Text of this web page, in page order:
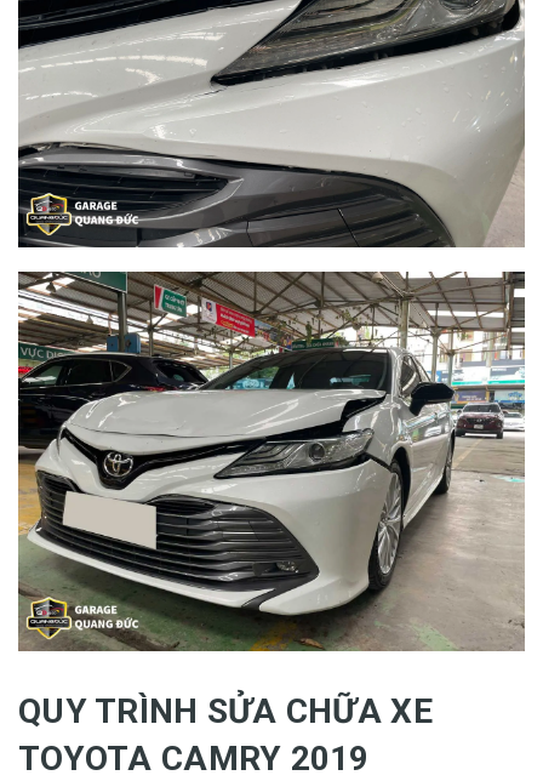
QUY TRÌNH SỬA CHỮA XE
TOYOTA CAMRY 2019